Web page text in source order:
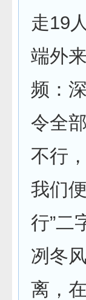
走19
端外
频：
令全
不行
我们
行”二
冽冬
离，